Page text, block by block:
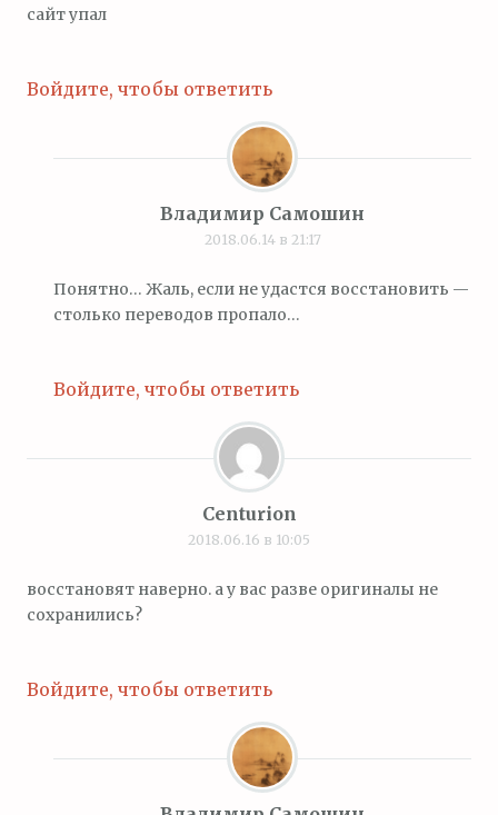
сайт упал
Войдите, чтобы ответить
Владимир Самошин
2018.06.14 в 21:17
Понятно… Жаль, если не удастся восстановить —
столько переводов пропало…
Войдите, чтобы ответить
Centurion
2018.06.16 в 10:05
восстановят наверно. а у вас разве оригиналы не
сохранились?
Войдите, чтобы ответить